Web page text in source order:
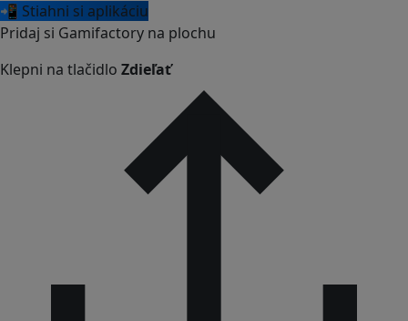
📲 Stiahni si aplikáciu
Pridaj si Gamifactory na plochu
Klepni na tlačidlo Zdieľať